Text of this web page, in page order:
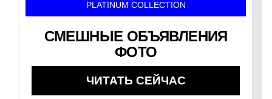
PLATINUM COLLECTION
СМЕШНЫЕ ОБЪЯВЛЕНИЯ
ФОТО
ЧИТАТЬ СЕЙЧАС